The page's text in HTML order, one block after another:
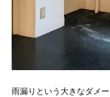
雨漏りという大きなダメ